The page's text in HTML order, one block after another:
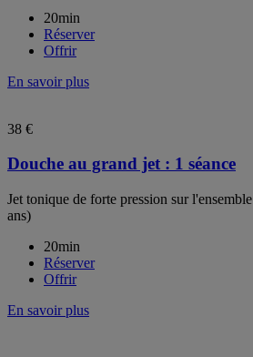
20min
Réserver
Offrir
En savoir plus
38 €
Douche au grand jet : 1 séance
Jet tonique de forte pression sur
ans)
20min
Réserver
Offrir
En savoir plus